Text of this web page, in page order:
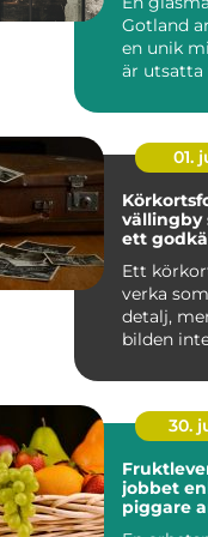
Gotland
en unik
är utsatta
01.
vällingby så får du
ett
Ett
verka
detalj,
bilden
30.
jobbet enkel väg till
piggare